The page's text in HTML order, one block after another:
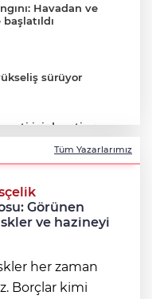
Havadan ve
sürüyor
parti içi denetim:
olmayanlar da
nabzını
Tüm Yazarlarımız
Görünen
ve hazineyi
her zaman
Borçlar kimi